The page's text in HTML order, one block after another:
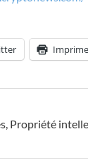
, Propriété